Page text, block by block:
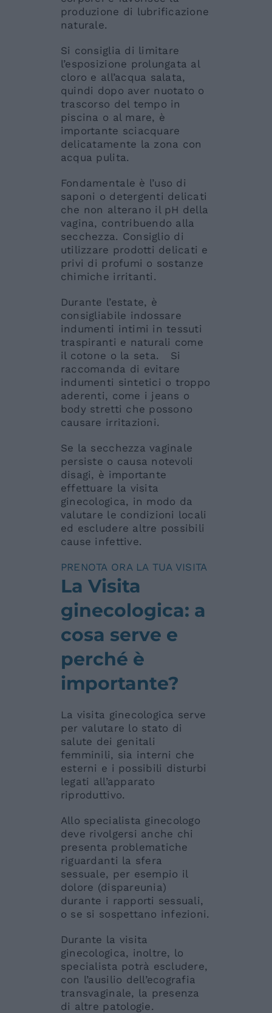
produzione di lubrificazione
naturale.
Si consiglia di limitare
l’esposizione prolungata al
cloro e all’acqua salata,
quindi dopo aver nuotato o
trascorso del tempo in
piscina o al mare, è
importante sciacquare
delicatamente la zona con
acqua pulita.
Fondamentale è l’uso di
saponi o detergenti delicati
che non alterano il pH della
vagina, contribuendo alla
secchezza. Consiglio di
utilizzare prodotti delicati e
privi di profumi o sostanze
chimiche irritanti.
Durante l’estate, è
consigliabile indossare
indumenti intimi in tessuti
traspiranti e naturali come
il cotone o la seta. Si
raccomanda di evitare
indumenti sintetici o troppo
aderenti, come i jeans o
body stretti che possono
causare irritazioni.
Se la secchezza vaginale
persiste o causa notevoli
disagi, è importante
effettuare la visita
ginecologica, in modo da
valutare le condizioni locali
ed escludere altre possibili
cause infettive.
PRENOTA ORA LA TUA VISITA
La Visita
ginecologica: a
cosa serve e
perché è
importante?
La visita ginecologica serve
per valutare lo stato di
salute dei genitali
femminili, sia interni che
esterni e i possibili disturbi
legati all’apparato
riproduttivo.
Allo specialista ginecologo
deve rivolgersi anche chi
presenta problematiche
riguardanti la sfera
sessuale, per esempio il
dolore (dispareunia)
durante i rapporti sessuali,
o se si sospettano infezioni.
Durante la visita
ginecologica, inoltre, lo
specialista potrà escludere,
con l’ausilio dell’ecografia
transvaginale, la presenza
di altre patologie.